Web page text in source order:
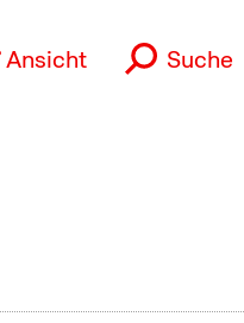
Ansicht Suche